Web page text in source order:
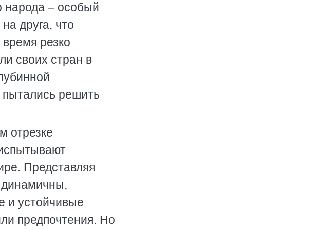
народа – особый
друга, что
резко
своих стран в
пытались решить
отрезке
Представляя
динамичны,
и устойчивые
предпочтения. Но